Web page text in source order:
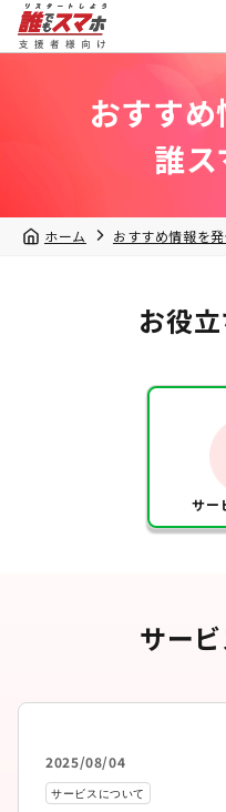
おすすめ
誰
ホーム おすすめ情報を
お役
サー
サー
2025/08/04
サービスについて